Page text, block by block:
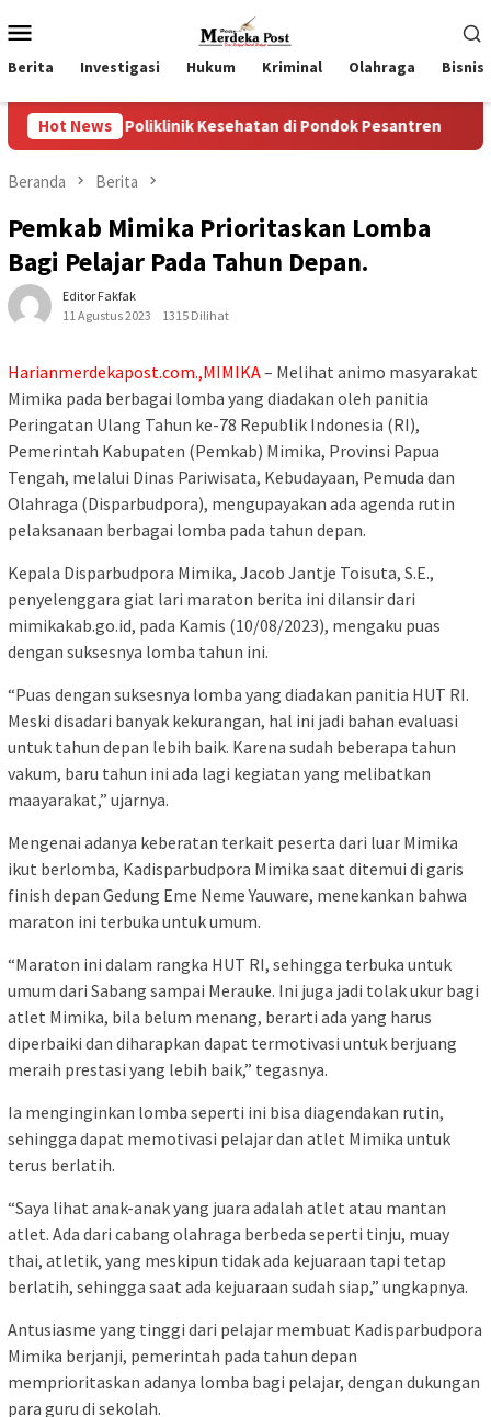
ke
kontenMobile
Berita Investigasi Hukum Kriminal Olahraga Bisnis
Hot NewsKesehatan di Pondok Pesantren Wakil Ketua
Beranda Berita
Pemkab Mimika Prioritaskan Lomba
Bagi Pelajar Pada Tahun Depan.
Editor Fakfak
11 Agustus 2023
1315 Dilihat
Harianmerdekapost.com.,MIMIKA– Melihat animo masyarakat
Mimika pada berbagai lomba yang diadakan oleh panitia
Peringatan Ulang Tahun ke-78 Republik Indonesia (RI),
Pemerintah Kabupaten (Pemkab) Mimika, Provinsi Papua
Tengah, melalui Dinas Pariwisata, Kebudayaan, Pemuda dan
Olahraga (Disparbudpora), mengupayakan ada agenda rutin
pelaksanaan berbagai lomba pada tahun depan.
Kepala Disparbudpora Mimika, Jacob Jantje Toisuta, S.E.,
penyelenggara giat lari maraton berita ini dilansir dari
mimikakab.go.id, pada Kamis (10/08/2023), mengaku puas
dengan suksesnya lomba tahun ini.
“Puas dengan suksesnya lomba yang diadakan panitia HUT RI.
Meski disadari banyak kekurangan, hal ini jadi bahan evaluasi
untuk tahun depan lebih baik. Karena sudah beberapa tahun
vakum, baru tahun ini ada lagi kegiatan yang melibatkan
maayarakat,” ujarnya.
Mengenai adanya keberatan terkait peserta dari luar Mimika
ikut berlomba, Kadisparbudpora Mimika saat ditemui di garis
finish depan Gedung Eme Neme Yauware, menekankan bahwa
maraton ini terbuka untuk umum.
“Maraton ini dalam rangka HUT RI, sehingga terbuka untuk
umum dari Sabang sampai Merauke. Ini juga jadi tolak ukur bagi
atlet Mimika, bila belum menang, berarti ada yang harus
diperbaiki dan diharapkan dapat termotivasi untuk berjuang
meraih prestasi yang lebih baik,” tegasnya.
Ia menginginkan lomba seperti ini bisa diagendakan rutin,
sehingga dapat memotivasi pelajar dan atlet Mimika untuk
terus berlatih.
“Saya lihat anak-anak yang juara adalah atlet atau mantan
atlet. Ada dari cabang olahraga berbeda seperti tinju, muay
thai, atletik, yang meskipun tidak ada kejuaraan tapi tetap
berlatih, sehingga saat ada kejuaraan sudah siap,” ungkapnya.
Antusiasme yang tinggi dari pelajar membuat Kadisparbudpora
Mimika berjanji, pemerintah pada tahun depan
memprioritaskan adanya lomba bagi pelajar, dengan dukungan
para guru di sekolah.